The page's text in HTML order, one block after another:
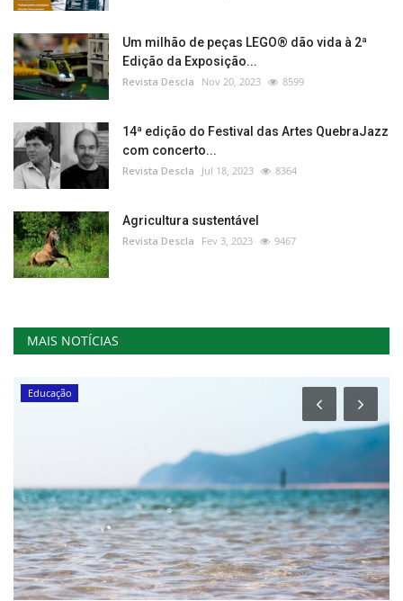
Um milhão de peças LEGO® dão vida à 2ª
Edição da Exposição...
Revista Descla Nov 20, 2023 8599
14ª edição do Festival das Artes QuebraJazz
com concerto...
Revista Descla Jul 18, 2023 8364
Agricultura sustentável
Revista Descla Fev 3, 2023 9467
MAIS NOTÍCIAS
Educação